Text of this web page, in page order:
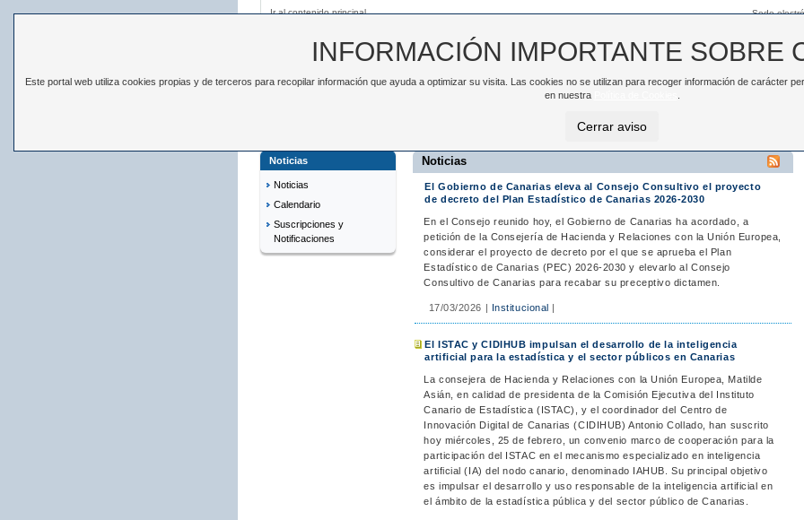
Ir al contenido principal Sede
ESTADÍSTICAS EL ISTAC NOTICIAS DATOS ABIERTOS
Noticias
El Gobierno de Canarias eleva al Consejo Consultivo el proyecto
de decreto del Plan Estadístico de Canarias 2026-2030
En el Consejo reunido hoy, el Gobierno de Canarias ha acordado, a
petición de la Consejería de Hacienda y Relaciones con la Unión Europea,
considerar el proyecto de decreto por el que se aprueba el Plan
Estadístico de Canarias (PEC) 2026-2030 y elevarlo al Consejo
Consultivo de Canarias para recabar su preceptivo dictamen.
17/03/2026 | Institucional |
El ISTAC y CIDIHUB impulsan el desarrollo de la inteligencia
artificial para la estadística y el sector públicos en Canarias
La consejera de Hacienda y Relaciones con la Unión Europea, Matilde
Asián, en calidad de presidenta de la Comisión Ejecutiva del Instituto
Canario de Estadística (ISTAC), y el coordinador del Centro de
Innovación Digital de Canarias (CIDIHUB) Antonio Collado, han suscrito
hoy miércoles, 25 de febrero, un convenio marco de cooperación para la
participación del ISTAC en el mecanismo especializado en inteligencia
artificial (IA) del nodo canario, denominado IAHUB. Su principal objetivo
es impulsar el desarrollo y uso responsable de la inteligencia artificial en
el ámbito de la estadística pública y del sector público de Canarias.
Noticias
Noticias
Calendario
Suscripciones y
Notificaciones
INFORMACIÓN IMPORTANTE SOBRE
Este portal web utiliza cookies propias y de terceros para recopilar información que ayuda a optimizar su visita. Las cookies no se utilizan para recoger información de carácter
en nuestra
Cerrar aviso